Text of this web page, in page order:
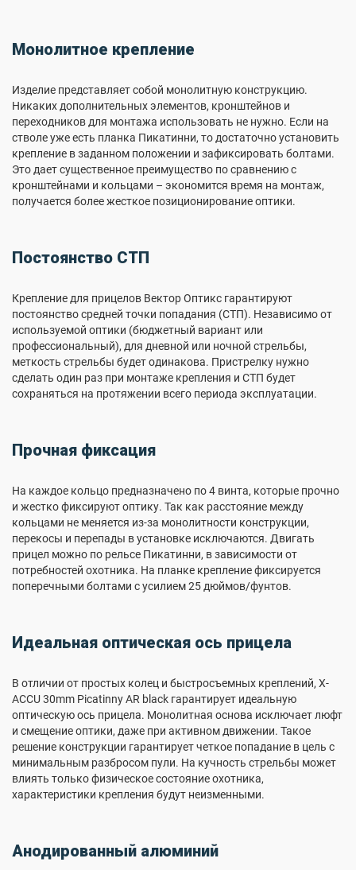
Монолитное крепление
Изделие представляет собой монолитную конструкцию.
Никаких дополнительных элементов, кронштейнов и
переходников для монтажа использовать не нужно. Если на
стволе уже есть планка Пикатинни, то достаточно установить
крепление в заданном положении и зафиксировать болтами.
Это дает существенное преимущество по сравнению с
кронштейнами и кольцами – экономится время на монтаж,
получается более жесткое позиционирование оптики.
Постоянство СТП
Крепление для прицелов Вектор Оптикс гарантируют
постоянство средней точки попадания (СТП). Независимо от
используемой оптики (бюджетный вариант или
профессиональный), для дневной или ночной стрельбы,
меткость стрельбы будет одинакова. Пристрелку нужно
сделать один раз при монтаже крепления и СТП будет
сохраняться на протяжении всего периода эксплуатации.
Прочная фиксация
На каждое кольцо предназначено по 4 винта, которые прочно
и жестко фиксируют оптику. Так как расстояние между
кольцами не меняется из-за монолитности конструкции,
перекосы и перепады в установке исключаются. Двигать
прицел можно по рельсе Пикатинни, в зависимости от
потребностей охотника. На планке крепление фиксируется
поперечными болтами с усилием 25 дюймов/фунтов.
Идеальная оптическая ось прицела
В отличии от простых колец и быстросъемных креплений, X-
ACCU 30mm Picatinny AR black гарантирует идеальную
оптическую ось прицела. Монолитная основа исключает люфт
и смещение оптики, даже при активном движении. Такое
решение конструкции гарантирует четкое попадание в цель с
минимальным разбросом пули. На кучность стрельбы может
влиять только физическое состояние охотника,
характеристики крепления будут неизменными.
Анодированный алюминий